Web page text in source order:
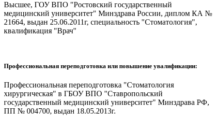
Высшее, ГОУ ВПО "Ростовский государственный
медицинский университет" Минздрава России, диплом КА №
21664, выдан 25.06.2011г, специальность "Стоматология",
квалификация "Врач"
Профессиональная переподготовка или повышение увалификации:
Профессиональная переподготовка "Стоматология
хирургическая" в ГБОУ ВПО "Ставропольский
государственный медицинский университет" Минздрава РФ,
ПП № 004700, выдан 18.05.2013г.